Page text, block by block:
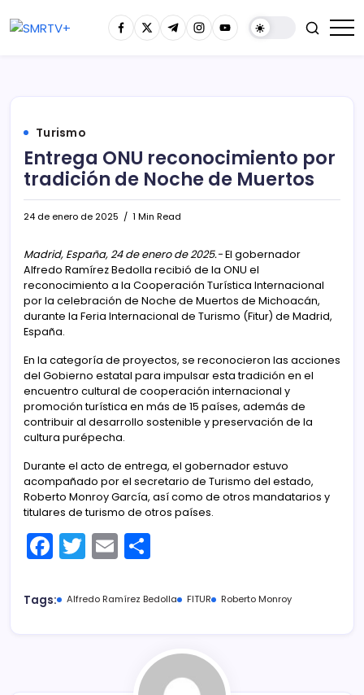
Turismo
Entrega ONU reconocimiento por
tradición de Noche de Muertos
24 de enero de 2025 1 Min Read
Madrid, España, 24 de enero de 2025.-El gobernador
Alfredo Ramírez Bedolla recibió de la ONU el
reconocimiento a la Cooperación Turística Internacional
por la celebración de Noche de Muertos de Michoacán,
durante la Feria Internacional de Turismo (Fitur) de Madrid,
España.
En la categoría de proyectos, se reconocieron las acciones
del Gobierno estatal para impulsar esta tradición en el
encuentro cultural de cooperación internacional y
promoción turística en más de 15 países, además de
contribuir al desarrollo sostenible y preservación de la
cultura purépecha.
Durante el acto de entrega, el gobernador estuvo
acompañado por el secretario de Turismo del estado,
Roberto Monroy García, así como de otros mandatarios y
titulares de turismo de otros países.
F
a
c
T
w
itt
E
m
ai m
ar
tir
Tags: Alfredo Ramírez Bedolla FITUR Roberto Monroy